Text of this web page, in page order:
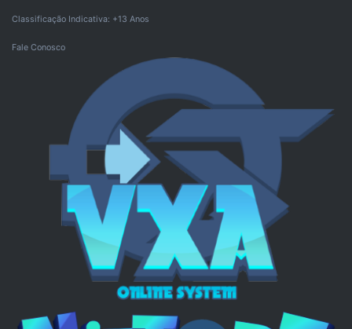
Classificação Indicativa: +13 Anos
Fale Conosco